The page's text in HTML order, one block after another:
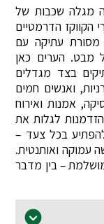
מגלה שכבות של
הקווקז הדרמטיים
עתיקה עם
מבט. הערים כאן
בצד מגדלים
ואנשים חמים
אמנות ואירוח
הזדמנות לגלות את
בכל צעד –
עמוקה ואותנטית.
– בין מדבר